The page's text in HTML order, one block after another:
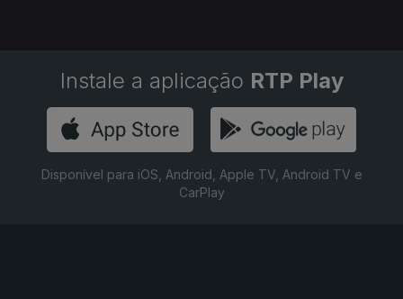
Instale a aplicação RTP Play
Disponível para iOS, Android, Apple TV, Android TV e
CarPlay